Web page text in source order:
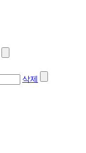
삭제